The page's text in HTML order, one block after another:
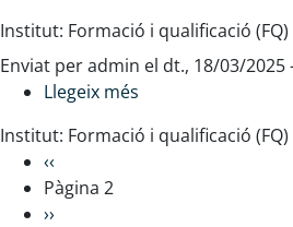
receptes
i
dispositius
en
Institut: Formació i qualificació (FQ)
Enviat peradmin el dt., 18/03/2025
Llegeix més
i
Institut: Formació i qualificació (FQ)
Paginació
Previous
page
‹‹
Pàgina 2
Next
››